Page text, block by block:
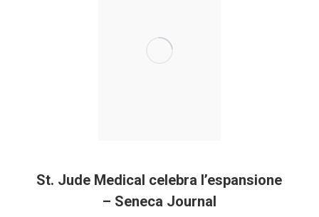
St. Jude Medical celebra l’espansione
– Seneca Journal